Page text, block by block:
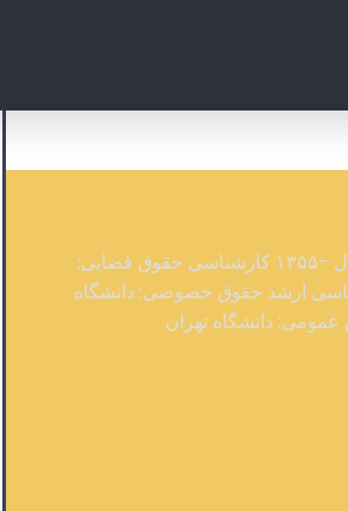
تورج سرباز متولد سال -۱۳۵۵ کارشناسی حقوق قضایی:
ارشد حقوق خصوصی: دانشگاه
دانشگاه تهران